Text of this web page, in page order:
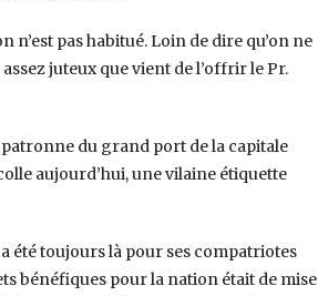
pas habitué. Loin de dire qu’on ne
juteux que vient de l’offrir le Pr.
du grand port de la capitale
aujourd’hui, une vilaine étiquette
été toujours là pour ses compatriotes
bénéfiques pour la nation était de mise